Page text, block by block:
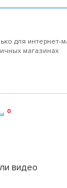
для интернет-
магазинах
видео